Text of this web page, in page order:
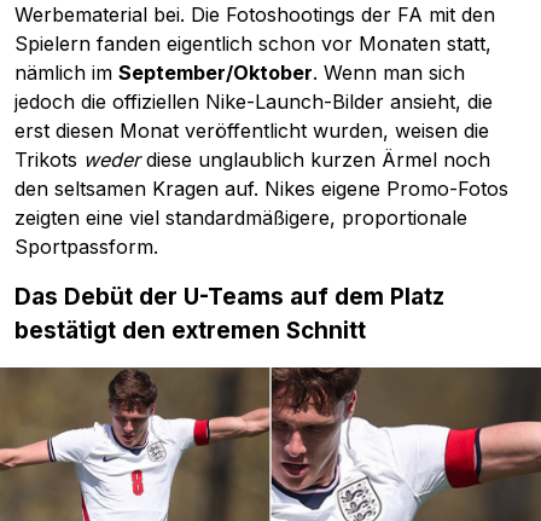
Werbematerial bei. Die Fotoshootings der FA mit den
Spielern fanden eigentlich schon vor Monaten statt,
nämlich im September/Oktober. Wenn man sich
jedoch die offiziellen Nike-Launch-Bilder ansieht, die
erst diesen Monat veröffentlicht wurden, weisen die
Trikots wederdiese unglaublich kurzen Ärmel noch
den seltsamen Kragen auf. Nikes eigene Promo-Fotos
zeigten eine viel standardmäßigere, proportionale
Sportpassform.
Das Debüt der U-Teams auf dem Platz
bestätigt den extremen Schnitt